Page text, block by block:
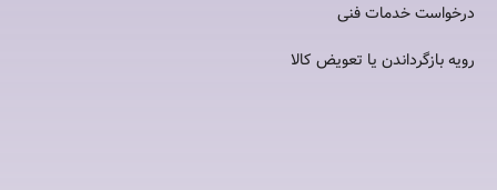
درخواست خدمات فنی
رویه بازگرداندن یا تعویض کالا